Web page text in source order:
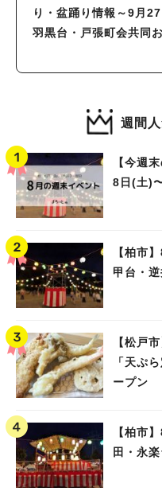
り・盆踊り情報～9月
羽黒台・戸張町会共同
週間
【今週
8日(土)
【柏市
甲台・
【松戸
「天ぷ
ープン
【柏市
田・永